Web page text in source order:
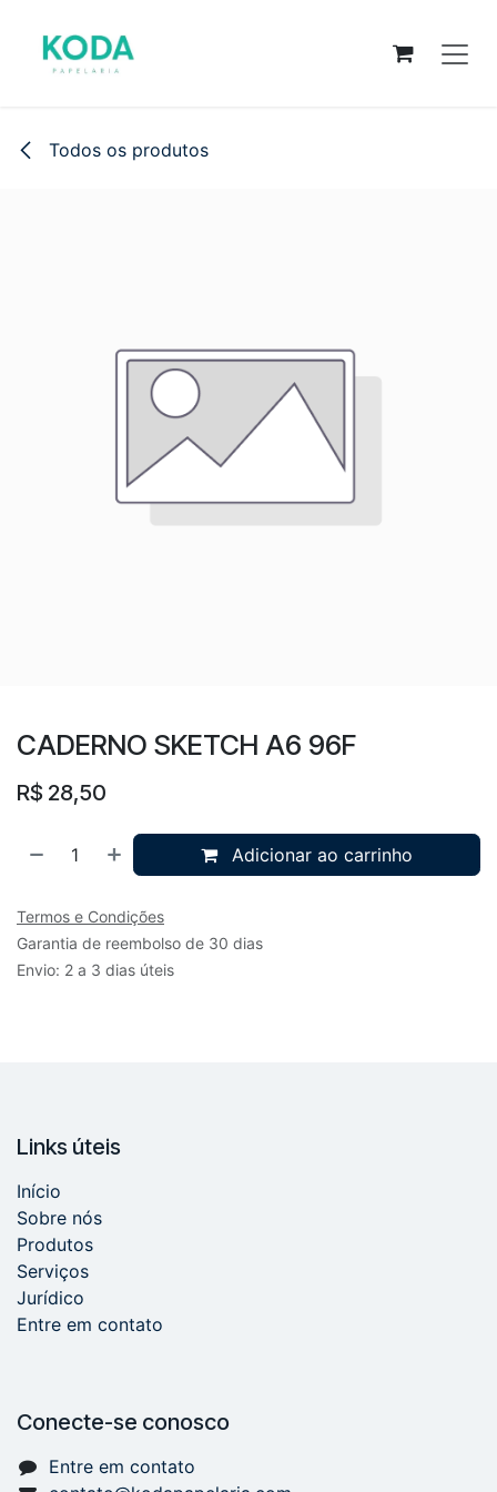
Todos os produtos
CADERNO SKETCH A6 96F
R$ 28,50
Adicionar ao carrinho
Termos e Condições
Garantia de reembolso de 30 dias
Envio: 2 a 3 dias úteis
Links úteis
Início
Sobre nós
Produtos
Serviços
Jurídico
Entre em contato
Conecte-se conosco
Entre em contato